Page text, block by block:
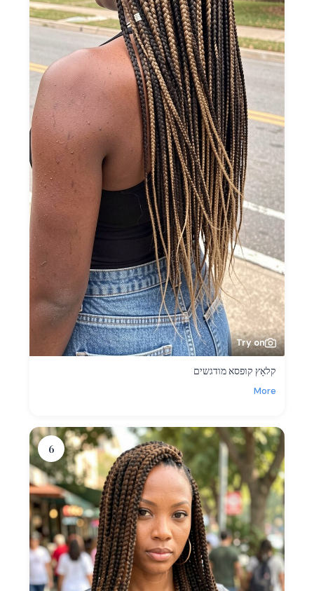
Try on
קלאָץ קופסא מודגשים
More
6